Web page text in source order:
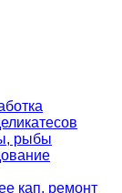
рыбы
кап. ремонт